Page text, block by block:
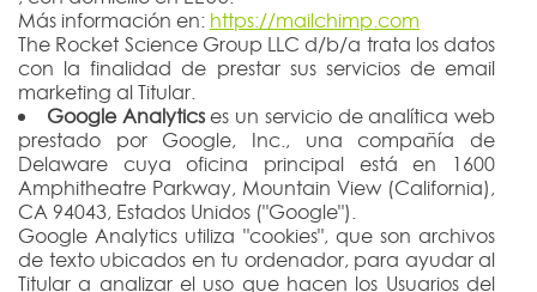
Más información en: https://mailchimp.com
The Rocket Science Group LLC d/b/a trata los datos
con la finalidad de prestar sus servicios de email
marketing al Titular.
Google Analyticses un servicio de analítica web
prestado por Google, Inc., una compañía de
Delaware cuya oficina principal está en 1600
Amphitheatre Parkway, Mountain View (California),
CA 94043, Estados Unidos ("Google").
Google Analytics utiliza "cookies", que son archivos
de texto ubicados en tu ordenador, para ayudar al
Titular a analizar el uso que hacen los Usuarios del